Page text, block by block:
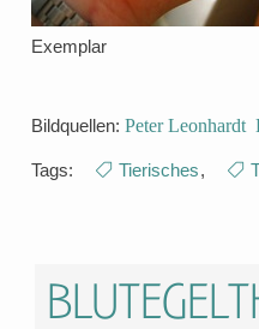
Exemplar
Bildquellen: Peter Leonhardt
Tags: Tierisches,